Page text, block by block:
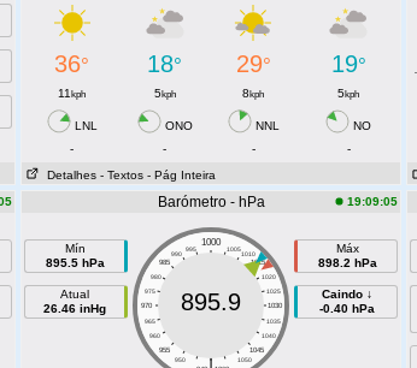
36° 18° 29° 19°
11 kph 5kph 8kph 5kph
LNL ONO NNL
NO
-
- -
-
Detalhes - Textos - Pág Inteira
Barómetro - hPa 19:09:05
Mín
895.5 hPa
Atual
26.46 inHg
1000
995 1005
990
1010
985
1015
980
1020
975
1025
970
1030
965
1035
960
1040
955
1045
950
1050
895.9
Máx
898.2 hPa
Caindo ↓
-0.40 hPa